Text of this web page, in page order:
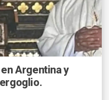
Argentina y